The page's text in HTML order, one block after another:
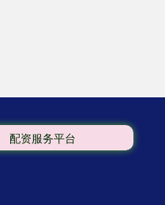
配资服务平台